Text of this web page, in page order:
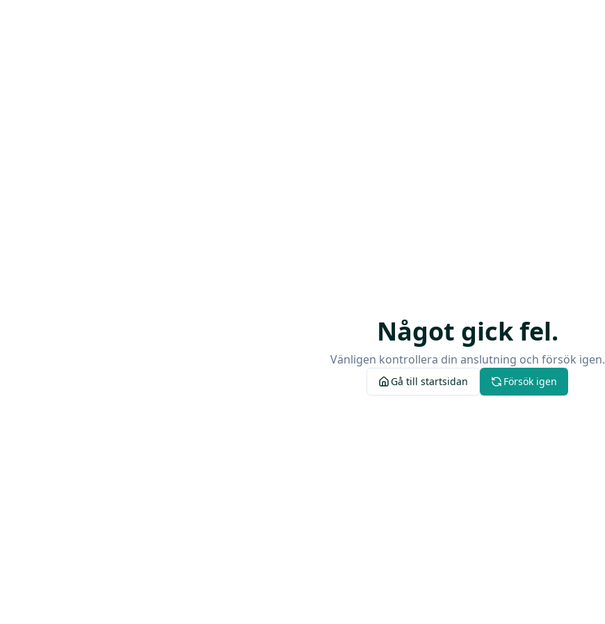
Något gick fel.
Vänligen kontrollera din anslutning och försök igen.
Gå till startsidan Försök igen